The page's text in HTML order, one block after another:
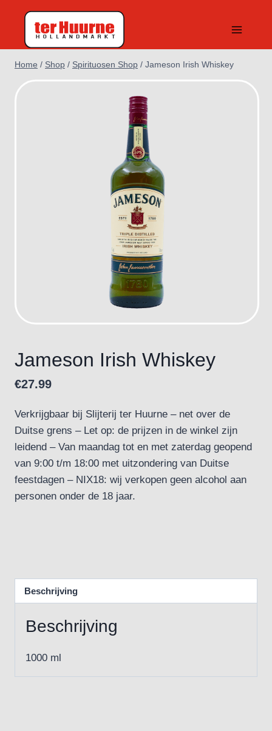
inhoud
Home / Shop / Spirituosen Shop / Jameson Irish Whiskey
Jameson Irish Whiskey
€27.99
Verkrijgbaar bij Slijterij ter Huurne – net over de
Duitse grens – Let op: de prijzen in de winkel zijn
leidend – Van maandag tot en met zaterdag geopend
van 9:00 t/m 18:00 met uitzondering van Duitse
feestdagen – NIX18: wij verkopen geen alcohol aan
personen onder de 18 jaar.
Beschrijving
Beschrijving
1000 ml